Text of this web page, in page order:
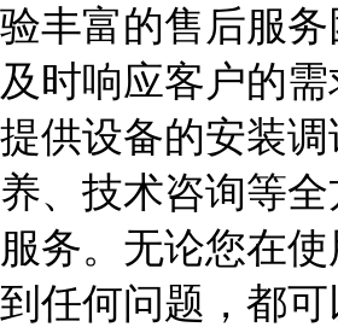
验丰富的售后服
及时响应客户的
提供设备的安装
养、技术咨询等
服务。无论您在
到任何问题，都